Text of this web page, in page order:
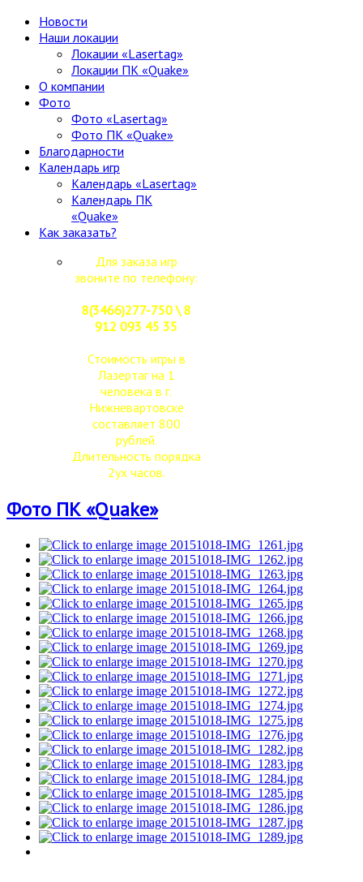
Новости
Наши локации
Локации «Lasertag»
Локации ПК «Quake»
О компании
Фото
Фото «Lasertag»
Фото ПК «Quake»
Благодарности
Календарь игр
Календарь «Lasertag»
Календарь ПК
«Quake»
Как заказать?
Для заказа игр
звоните по телефону:
8(3466)277-750 \ 8
912 093 45 35
Стоимость игры в
Лазертаг на 1
человека в г.
Нижневартовске
составляет 800
рублей.
Длительность порядка
2ух часов.
Фото ПК «Quake»